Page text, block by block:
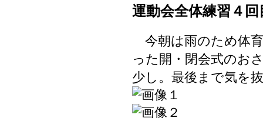
運動会全体練習４回
今朝は雨のため体
った開・閉会式のお
少し。最後まで気を